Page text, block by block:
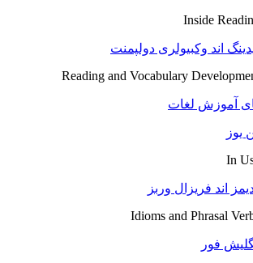
Inside
اند وکبیولری دولپمنت
Reading and Vocabulary
آموزش لغات
یوز
In
اند فریزال وربز
Idioms and Phrasal
فور